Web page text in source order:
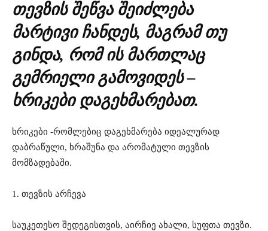
თევზის შეწვა შეიძლება
მარტივი ჩანდეს, მაგრამ თუ
გინდა, რომ ის მართლაც
გემრიელი გამოვიდეს –
ხრიკები დაგეხმარებათ.
ხრიკები -რომლებიც დაგეხმარება იდეალურად
დაბრაწული, ხრაშუნა და არომატული თევზის
მომზადებაში.
1. თევზის არჩევა
საუკეთესო შედეგისთვის, აირჩიე ახალი, სუფთა თევზი.